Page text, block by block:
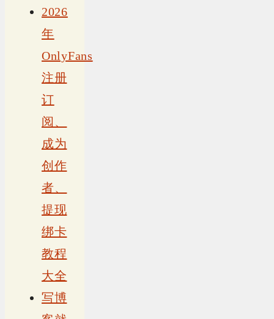
2026
年
OnlyFans
注册
订
阅、
成为
创作
者、
提现
绑卡
教程
大全
写博